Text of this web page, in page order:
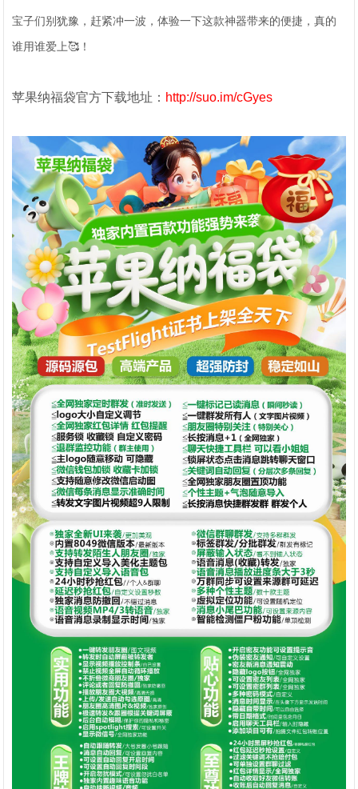
宝子们别犹豫，赶紧冲一波，体验一下这款神器带来的便捷，真的
谁用谁爱上🥰！
苹果纳福袋官方下载地址： http://suo.im/cGyes